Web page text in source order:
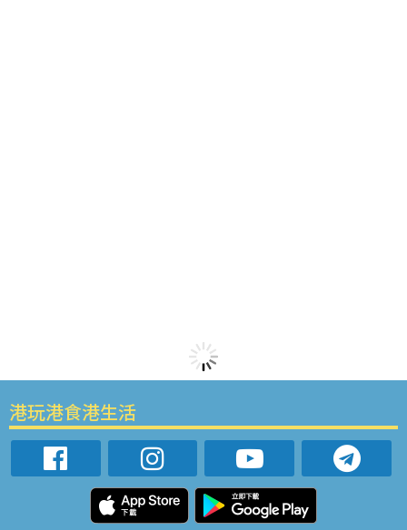
港玩港食港生活